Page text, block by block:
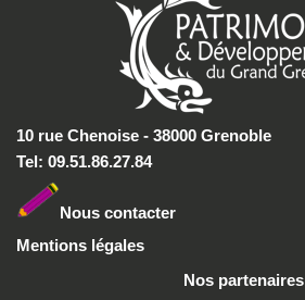
10 rue Chenoise - 38000 Grenoble
Tel: 09.51.86.27.84
Nous contacter
Mentions légales
Nos partenaires